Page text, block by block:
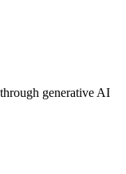
generative AI